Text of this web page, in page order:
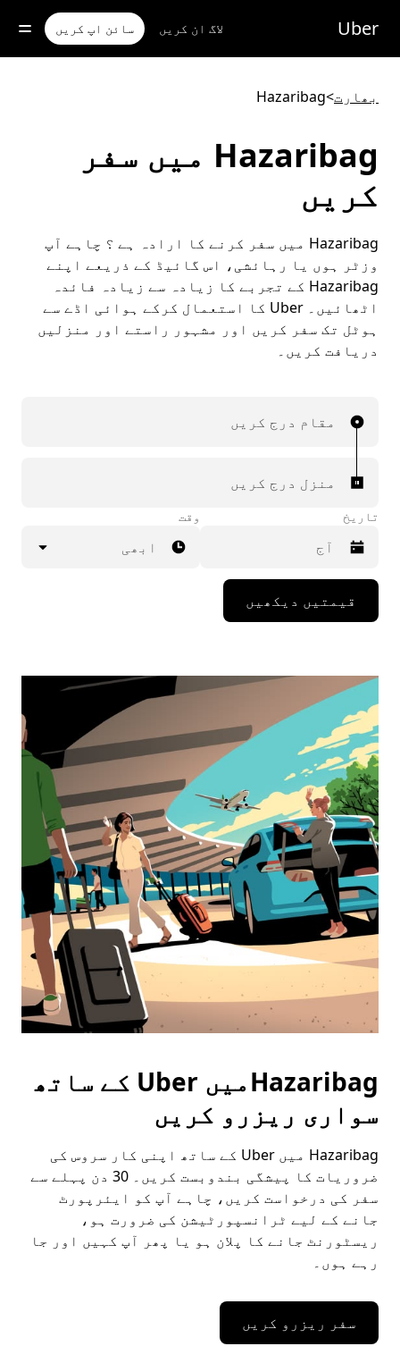
مواد
جائیں
Uber لاگ ان کریں سائن اپ کریں
بھارت>
Hazaribag
Hazaribag میں سفر
کریں
Hazaribag میں سفر کرنے کا ارادہ ہے ؟ چاہے آپ
وزٹر ہوں یا رہائشی، اس گائیڈ کے ذریعے اپنے
Hazaribag کے تجربے کا زیادہ سے زیادہ فائدہ
اٹھائیں۔ Uber کا استعمال کرکے ہوائی اڈے سے
ہوٹل تک سفر کریں اور مشہور راستے اور منزلیں
دریافت کریں۔
مقام درج کریں
منزل درج کریں
تاریخ
Press
down
interact
with
the
calendar
and
select
a
date.
Press
the
escape
button
to
close
the
calendar.
وقت
ابھی
قیمتیں دیکھیں
Hazaribagمیں Uber کے ساتھ
سواری ریزرو کریں
Hazaribag میں Uber کے ساتھ اپنی کار سروس کی
ضروریات کا پیشگی بندوبست کریں۔ 30 دن پہلے سے
سفر کی درخواست کریں، چاہے آپ کو ایئرپورٹ
جانے کے لیے ٹرانسپورٹیشن کی ضرورت ہو،
ریسٹورنٹ جانے کا پلان ہو یا پھر آپ کہیں اور جا
رہے ہوں۔
سفر ریزرو کریں